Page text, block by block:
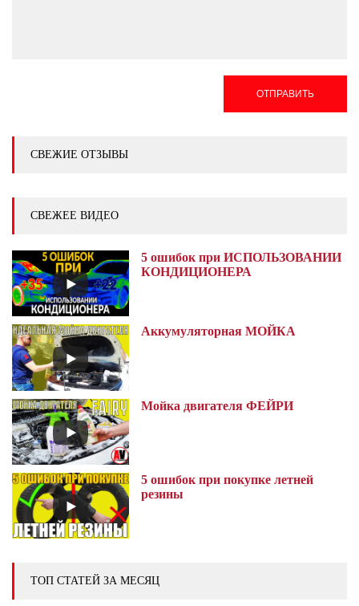
ОТПРАВИТЬ
СВЕЖИЕ ОТЗЫВЫ
СВЕЖЕЕ ВИДЕО
5 ошибок при ИСПОЛЬЗОВАНИИ
КОНДИЦИОНЕРА
Аккумуляторная МОЙКА
Мойка двигателя ФЕЙРИ
5 ошибок при покупке летней
резины
ТОП СТАТЕЙ ЗА МЕСЯЦ